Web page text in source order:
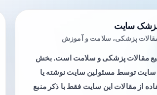
سایت
پزشکی، سلامت و آموزش
مقالات پزشکی و سلامت است. بخش
سایت توسط مسئولین سایت نوشته یا
از مقالات این سایت فقط با ذکر منبع